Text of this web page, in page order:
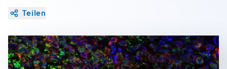
Teilen